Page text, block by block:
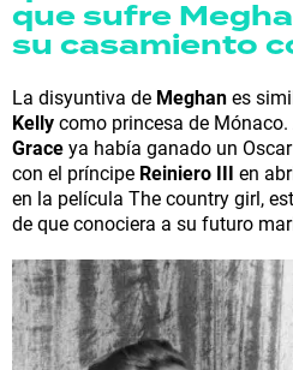
que sufre
su casamiento
La disyuntiva de Meghanes
Kellycomo princesa de
Graceya había ganado un
con el príncipe Reiniero III en
en la película The country girl,
de que conociera a su futuro